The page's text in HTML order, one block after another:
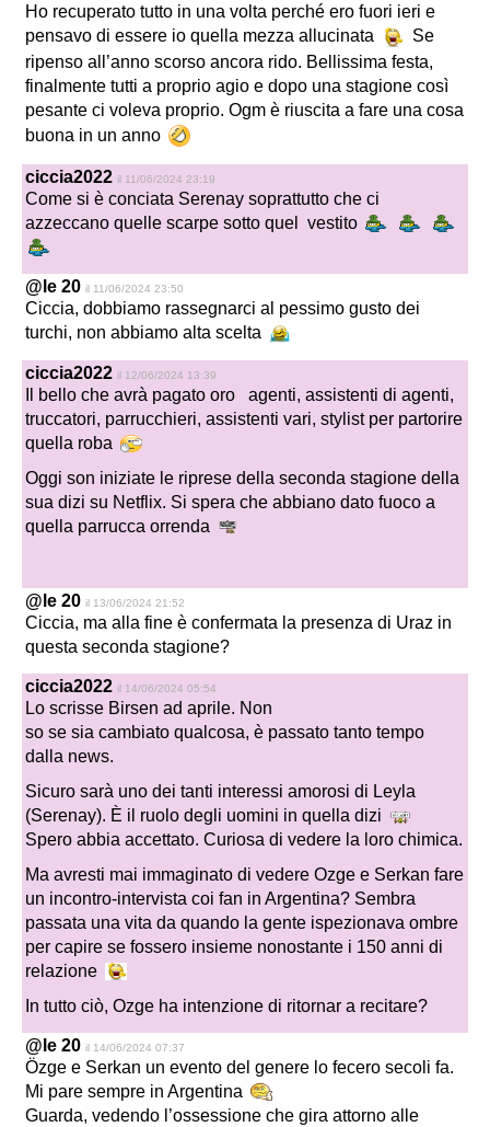
Ho recuperato tutto in una volta perché ero fuori ieri e
pensavo di essere io quella mezza allucinata
Se
ripenso all’anno scorso ancora rido. Bellissima festa,
finalmente tutti a proprio agio e dopo una stagione così
pesante ci voleva proprio. Ogm è riuscita a fare una cosa
buona in un anno
ciccia2022 il 11/06/2024 23:19
Come si è conciata Serenay soprattutto che ci
azzeccano quelle scarpe sotto quel vestito
@le 20 il 11/06/2024 23:50
Ciccia, dobbiamo rassegnarci al pessimo gusto dei
turchi, non abbiamo alta scelta
ciccia2022 il 12/06/2024 13:39
Il bello che avrà pagato oro agenti, assistenti di agenti,
truccatori, parrucchieri, assistenti vari, stylist per partorire
quella roba
Oggi son iniziate le riprese della seconda stagione della
sua dizi su Netflix. Si spera che abbiano dato fuoco a
quella parrucca orrenda
@le 20 il 13/06/2024 21:52
Ciccia, ma alla fine è confermata la presenza di Uraz in
questa seconda stagione?
ciccia2022 il 14/06/2024 05:54
Lo scrisse Birsen ad aprile. Non
so se sia cambiato qualcosa, è passato tanto tempo
dalla news.
Sicuro sarà uno dei tanti interessi amorosi di Leyla
(Serenay). È il ruolo degli uomini in quella dizi
Spero abbia accettato. Curiosa di vedere la loro chimica.
Ma avresti mai immaginato di vedere Ozge e Serkan fare
un incontro-intervista coi fan in Argentina? Sembra
passata una vita da quando la gente ispezionava ombre
per capire se fossero insieme nonostante i 150 anni di
relazione
In tutto ciò, Ozge ha intenzione di ritornar a recitare?
@le 20 il 14/06/2024 07:37
Özge e Serkan un evento del genere lo fecero secoli fa.
Mi pare sempre in Argentina
Guarda, vedendo l’ossessione che gira attorno alle